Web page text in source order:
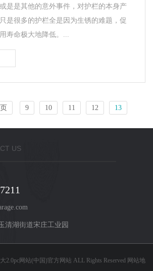
是是其他的意外事件，对护栏的本身产
是很多的护栏全是因为生锈的难题，促
寿命极大地降低。...
9 10 11 12 13
US
清湖街道宋庄工业园
2.0pc网站(中国)官方网站 ALL Rights Reserved 网站地